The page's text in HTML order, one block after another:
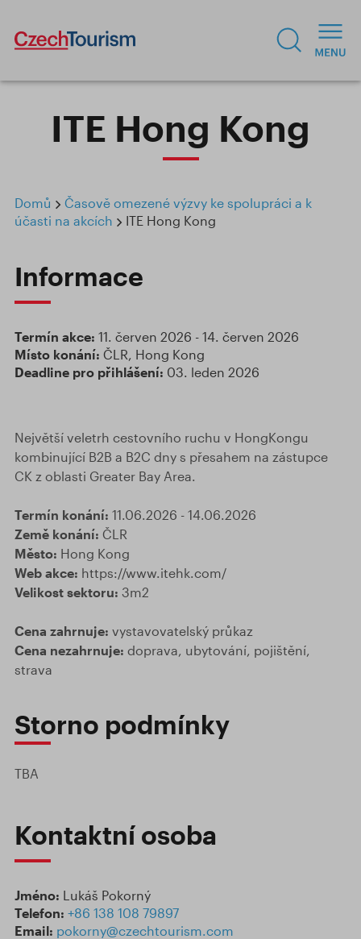
ITE Hong Kong
Domů
Časově omezené výzvy ke spolupráci a k
účasti na akcích
ITE Hong Kong
Informace
Termín akce: 11. červen 2026 - 14. červen 2026
Místo konání: ČLR, Hong Kong
Deadline pro přihlášení: 03. leden 2026
Největší veletrh cestovního ruchu v HongKongu
kombinující B2B a B2C dny s přesahem na zástupce
CK z oblasti Greater Bay Area.
Termín konání: 11.06.2026 - 14.06.2026
Země konání: ČLR
Město: Hong Kong
Web akce: https://www.itehk.com/
Velikost sektoru: 3m2
Cena zahrnuje: vystavovatelský průkaz
Cena nezahrnuje: doprava, ubytování, pojištění,
strava
Storno podmínky
TBA
Kontaktní osoba
Jméno: Lukáš Pokorný
Telefon: +86 138 108 79897
Email: pokorny@czechtourism.com